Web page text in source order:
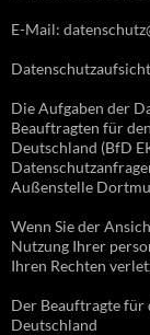
E-Mail:
Datenschutzaufsicht
Die Aufgaben der
Beauftragten für
Deutschland (BfD
Außenstelle
Wenn Sie der
Nutzung Ihrer
Ihren Rechten
Der Beauftragte für
Deutschland